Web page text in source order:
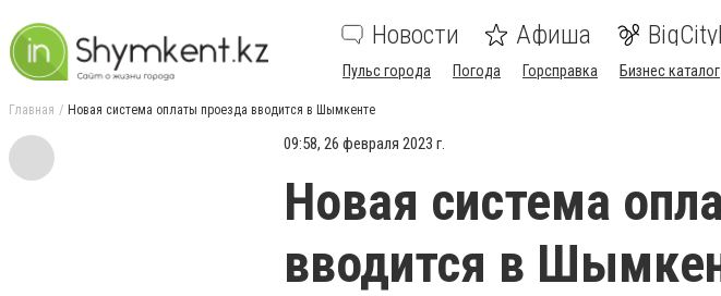
Новости Афиша
Пульс города Погода Горсправка Бизнес каталог
Главная Новая система оплаты проезда вводится в Шымкенте
09:58, 26 февраля 2023 г.
Новая система
вводится в